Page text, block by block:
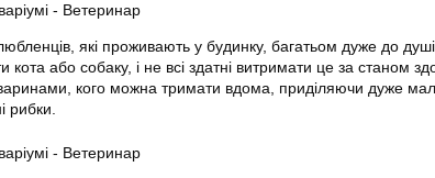
які проживають у будинку, багатьом дуже до
кота або собаку, і не всі здатні витримати це за станом
кого можна тримати вдома, приділяючи дуже
рибки.